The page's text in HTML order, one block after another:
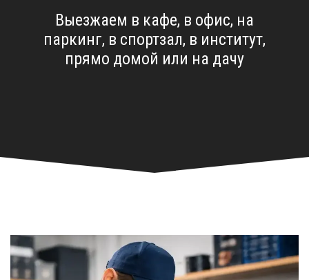
Выезжаем в кафе, в офис, на
паркинг, в спортзал, в институт,
прямо домой или на дачу